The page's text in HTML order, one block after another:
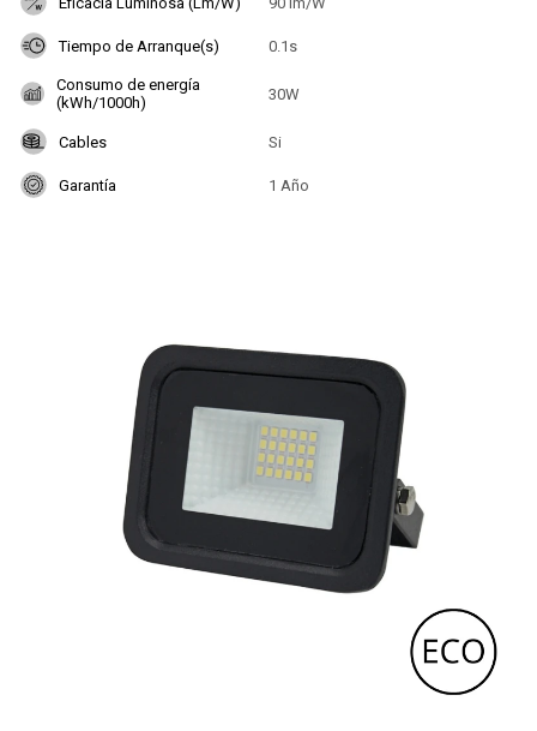
Tiempo de Arranque(s) 0.1s
Consumo de energía
(kWh/1000h)
30W
Cables Si
Garantía 1 Año